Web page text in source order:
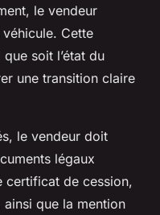
le vendeur
Cette
soit l’état du
une transition claire
le vendeur doit
légaux
certificat de cession,
que la mention